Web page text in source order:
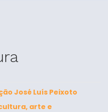
José Luís Peixoto
arte e